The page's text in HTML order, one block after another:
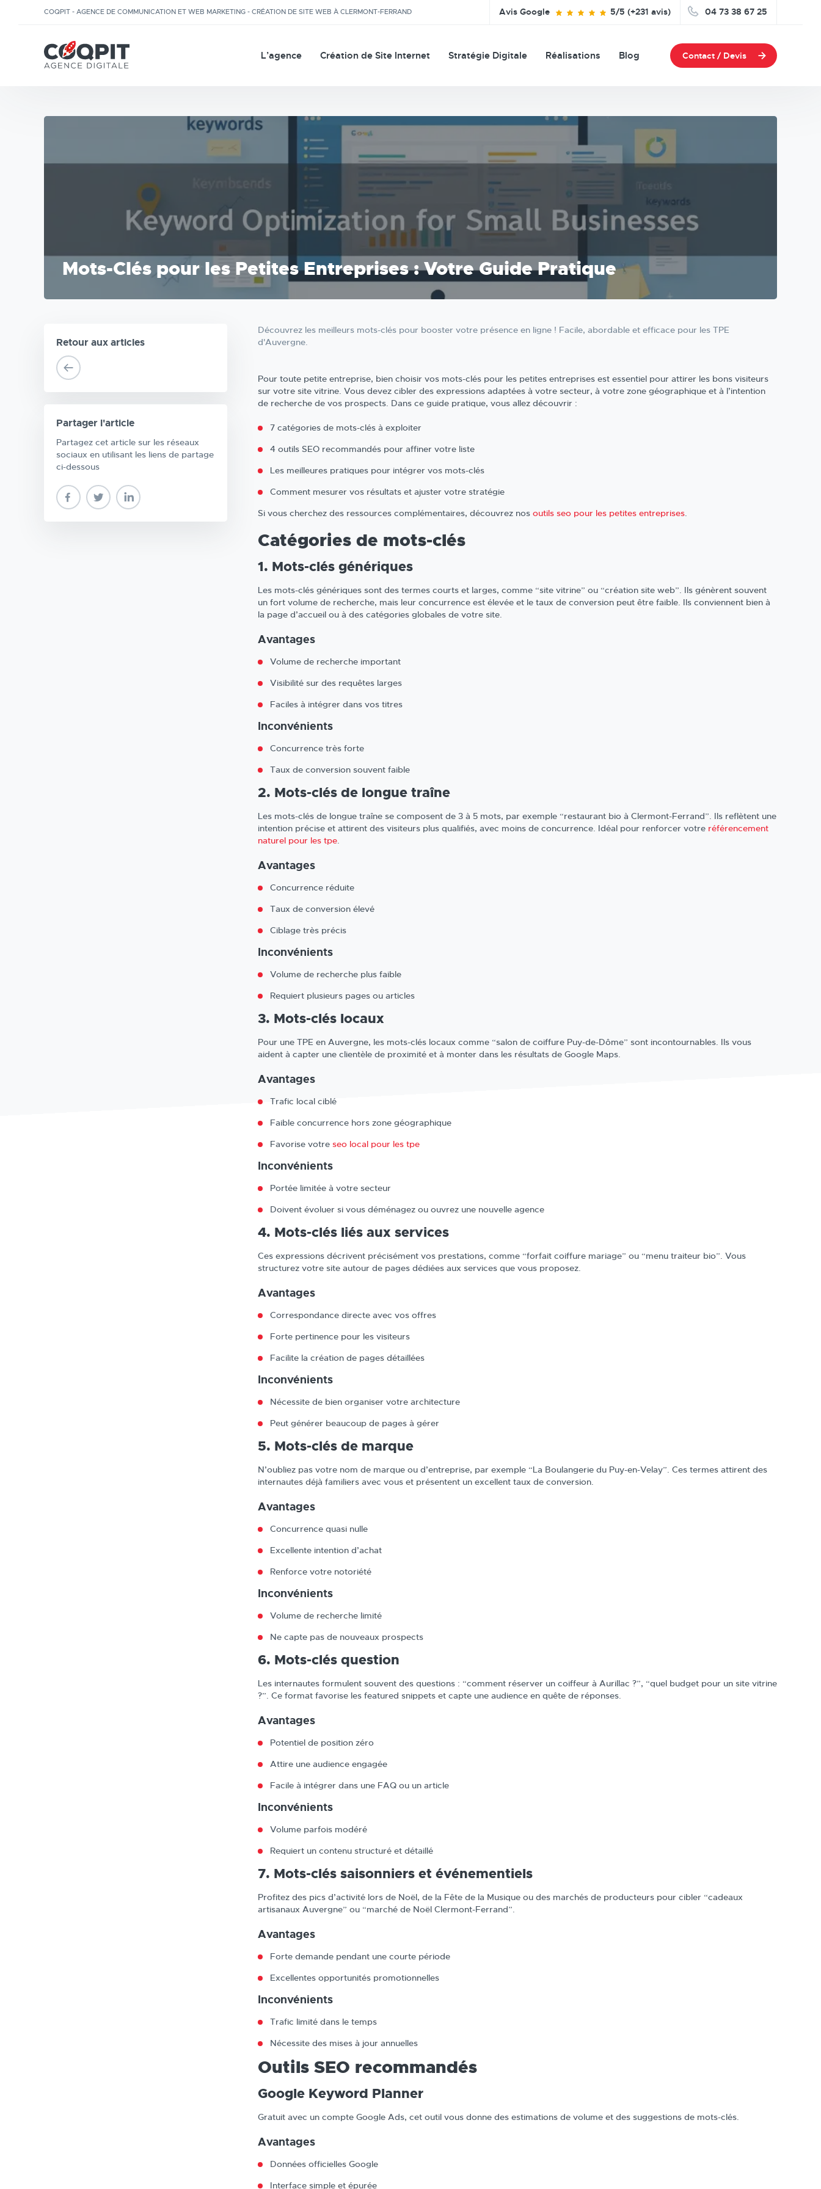
COQPIT - AGENCE DE COMMUNICATION ET WEB MARKETING - CRÉATION DE SITE WEB À CLERMONT-FERRAND Avis Google 5/5 (+231 avis) 04 73 38 67 25
Contact / Devis
L’agence Création de Site Internet Stratégie Digitale Réalisations Blog
Mots-Clés pour les Petites Entreprises : Votre Guide Pratique
Retour aux articles
Partager l'article
Partagez cet article sur les réseaux
sociaux en utilisant les liens de partage
ci-dessous
Découvrez les meilleurs mots-clés pour booster votre présence en ligne ! Facile, abordable et efficace pour les TPE
d'Auvergne.
Pour toute petite entreprise, bien choisir vos mots-clés pour les petites entreprises est essentiel pour attirer les bons visiteurs
sur votre site vitrine. Vous devez cibler des expressions adaptées à votre secteur, à votre zone géographique et à l’intention
de recherche de vos prospects. Dans ce guide pratique, vous allez découvrir :
7 catégories de mots-clés à exploiter
4 outils SEO recommandés pour affiner votre liste
Les meilleures pratiques pour intégrer vos mots-clés
Comment mesurer vos résultats et ajuster votre stratégie
Si vous cherchez des ressources complémentaires, découvrez nos outils seo pour les petites entreprises.
Catégories de mots-clés
1. Mots-clés génériques
Les mots-clés génériques sont des termes courts et larges, comme “site vitrine” ou “création site web”. Ils génèrent souvent
un fort volume de recherche, mais leur concurrence est élevée et le taux de conversion peut être faible. Ils conviennent bien à
la page d’accueil ou à des catégories globales de votre site.
Avantages
Volume de recherche important
Visibilité sur des requêtes larges
Faciles à intégrer dans vos titres
Inconvénients
Concurrence très forte
Taux de conversion souvent faible
2. Mots-clés de longue traîne
Les mots-clés de longue traîne se composent de 3 à 5 mots, par exemple “restaurant bio à Clermont-Ferrand”. Ils reflètent une
intention précise et attirent des visiteurs plus qualifiés, avec moins de concurrence. Idéal pour renforcer votre référencement
naturel pour les tpe.
Avantages
Concurrence réduite
Taux de conversion élevé
Ciblage très précis
Inconvénients
Volume de recherche plus faible
Requiert plusieurs pages ou articles
3. Mots-clés locaux
Pour une TPE en Auvergne, les mots-clés locaux comme “salon de coiffure Puy-de-Dôme” sont incontournables. Ils vous
aident à capter une clientèle de proximité et à monter dans les résultats de Google Maps.
Avantages
Trafic local ciblé
Faible concurrence hors zone géographique
Favorise votre seo local pour les tpe
Inconvénients
Portée limitée à votre secteur
Doivent évoluer si vous déménagez ou ouvrez une nouvelle agence
4. Mots-clés liés aux services
Ces expressions décrivent précisément vos prestations, comme “forfait coiffure mariage” ou “menu traiteur bio”. Vous
structurez votre site autour de pages dédiées aux services que vous proposez.
Avantages
Correspondance directe avec vos offres
Forte pertinence pour les visiteurs
Facilite la création de pages détaillées
Inconvénients
Nécessite de bien organiser votre architecture
Peut générer beaucoup de pages à gérer
5. Mots-clés de marque
N’oubliez pas votre nom de marque ou d’entreprise, par exemple “La Boulangerie du Puy-en-Velay”. Ces termes attirent des
internautes déjà familiers avec vous et présentent un excellent taux de conversion.
Avantages
Concurrence quasi nulle
Excellente intention d’achat
Renforce votre notoriété
Inconvénients
Volume de recherche limité
Ne capte pas de nouveaux prospects
6. Mots-clés question
Les internautes formulent souvent des questions : “comment réserver un coiffeur à Aurillac ?”, “quel budget pour un site vitrine
?”. Ce format favorise les featured snippets et capte une audience en quête de réponses.
Avantages
Potentiel de position zéro
Attire une audience engagée
Facile à intégrer dans une FAQ ou un article
Inconvénients
Volume parfois modéré
Requiert un contenu structuré et détaillé
7. Mots-clés saisonniers et événementiels
Profitez des pics d’activité lors de Noël, de la Fête de la Musique ou des marchés de producteurs pour cibler “cadeaux
artisanaux Auvergne” ou “marché de Noël Clermont-Ferrand”.
Avantages
Forte demande pendant une courte période
Excellentes opportunités promotionnelles
Inconvénients
Trafic limité dans le temps
Nécessite des mises à jour annuelles
Outils SEO recommandés
Google Keyword Planner
Gratuit avec un compte Google Ads, cet outil vous donne des estimations de volume et des suggestions de mots-clés.
Avantages
Données officielles Google
Interface simple et épurée